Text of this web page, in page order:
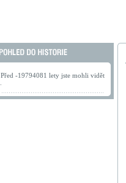
Před -19794081 lety jste mohli vidět